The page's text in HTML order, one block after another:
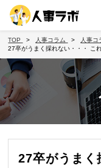
TOP 人事コラム 人事コ
27卒がうまく採れない・・・ こ
27卒がうまく